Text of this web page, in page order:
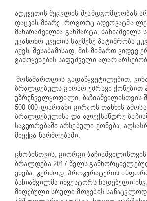
აღკვეთის შეცვლის შუამდგომლობას
დაცვის მხარე. როგორც ადვოკატმა
მახარაშვილმა განმარტა, ბაჩიაშვილს
უკანონო კვეთის საქმეზე პატიმრობა
აქვს, შესაბამისად, მის მიმართ კიდევ
გამოყენების საფუძველი აღარ
მოსამართლის გადაწყვეტილებით,
ბრალდებულს გირაო უძრავი ქონებით
უზრუნველყოფილი, ბაჩიაშვილისთვის
500 000-ლარიანი გირაოს თანხის
ბრალდებულისა და ალექსანდრე
საკუთრებაში არსებული ქონება,
მიექცა წარმოებაში.
ცნობისთვის, გიორგი
ბრალდება 2017 წელს
ეხება. კერძოდ, პროკურატურის
ბაჩიაშვილმა ინვესტორს ჩადებული
მიღებული სრული მოგების